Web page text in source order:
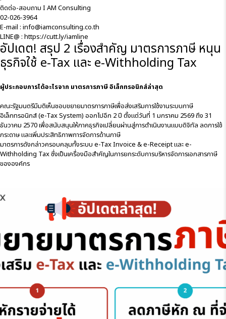
ติดต่อ-สอบถาม I AM Consulting
02-026-3964
E-mail : info@iamconsulting.co.th
LINE@ : https://cutt.ly/iamline
อัปเดต! สรุป 2 เรื่องสำคัญ มาตรการภาษี หนุน
ธุรกิจใช้ e-Tax และ e-Withholding Tax
ผู้ประกอบการได้อะไรจาก มาตรการภาษี อิเล็กทรอนิกส์ล่าสุด
คณะรัฐมนตรีมีมติเห็นชอบขยายมาตรการภาษีเพื่อส่งเสริมการใช้งานระบบภาษี
อิเล็กทรอนิกส์ (e-Tax System) ออกไปอีก 2 ปี ตั้งแต่วันที่ 1 มกราคม 2569 ถึง 31
ธันวาคม 2570 เพื่อสนับสนุนให้ภาคธุรกิจเปลี่ยนผ่านสู่การดำเนินงานแบบดิจิทัล ลดการใช้
กระดาษ และเพิ่มประสิทธิภาพการจัดการด้านภาษี
มาตรการดังกล่าวครอบคลุมทั้งระบบ e-Tax Invoice & e-Receipt และ e-
Withholding Tax ซึ่งเป็นเครื่องมือสำคัญในการยกระดับการบริหารจัดการเอกสารภาษี
ขององค์กร